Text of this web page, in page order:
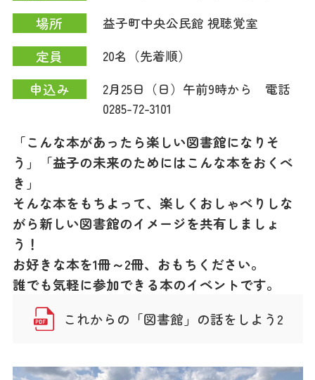
場所 益子町中央公民館 視聴覚室
定員 20名（先着順）
申込み
2月25日（日）午前9時から 電話
0285-72-3101
「こんな本があったら楽しい図書館になりそ
う」「益子の未来のためにはこんな本をおくべ
き」
そんな本をもちよって、楽しくおしゃべりしな
がら新しい図書館のイメージを共有しましょ
う！
お好きな本を1冊～2冊、おもちください。
誰でも気軽に参加できる本のイベントです。
これからの「図書館」の話をしよう2